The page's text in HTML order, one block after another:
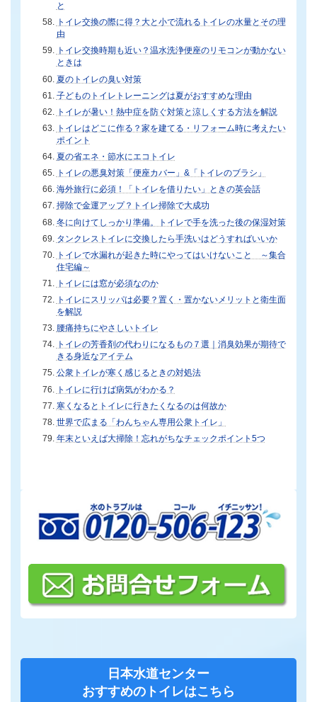
と
トイレ交換の際に得？大と小で流れるトイレの水量とその理
由
トイレ交換時期も近い？温水洗浄便座のリモコンが動かない
ときは
夏のトイレの臭い対策
子どものトイレトレーニングは夏がおすすめな理由
トイレが暑い！熱中症を防ぐ対策と涼しくする方法を解説
トイレはどこに作る？家を建てる・リフォーム時に考えたい
ポイント
夏の省エネ・節水にエコトイレ
トイレの悪臭対策「便座カバー」&「トイレのブラシ」
海外旅行に必須！「トイレを借りたい」ときの英会話
掃除で金運アップ？トイレ掃除で大成功
冬に向けてしっかり準備。トイレで手を洗った後の保湿対策
タンクレストイレに交換したら手洗いはどうすればいいか
トイレで水漏れが起きた時にやってはいけないこと ～集合
住宅編～
トイレには窓が必須なのか
トイレにスリッパは必要？置く・置かないメリットと衛生面
を解説
腰痛持ちにやさしいトイレ
トイレの芳香剤の代わりになるもの７選｜消臭効果が期待で
きる身近なアイテム
公衆トイレが寒く感じるときの対処法
トイレに行けば病気がわかる？
寒くなるとトイレに行きたくなるのは何故か
世界で広まる「わんちゃん専用公衆トイレ」
年末といえば大掃除！忘れがちなチェックポイント5つ
日本水道センター
おすすめのトイレはこちら